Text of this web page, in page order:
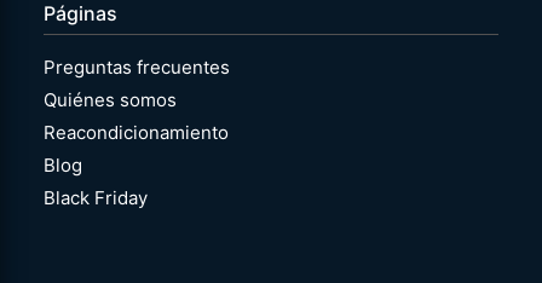
Páginas
Preguntas frecuentes
Quiénes somos
Reacondicionamiento
Blog
Black Friday